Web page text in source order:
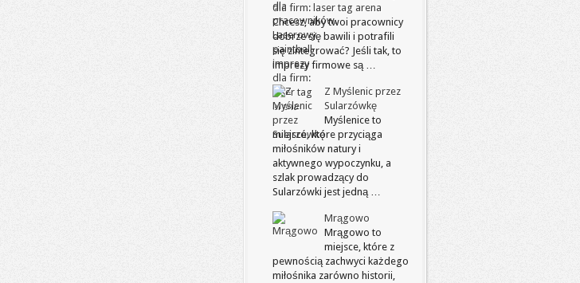
dla firm: laser tag arena
Chcesz, aby twoi pracownicy
dobrze się bawili i potrafili
się zintegrować? Jeśli tak, to
imprezy firmowe są …
Z Myślenic przez
Sularzówkę
Myślenice to
miejsce, które przyciąga
miłośników natury i
aktywnego wypoczynku, a
szlak prowadzący do
Sularzówki jest jedną …
Mrągowo
Mrągowo to
miejsce, które z
pewnością zachwyci każdego
miłośnika zarówno historii,